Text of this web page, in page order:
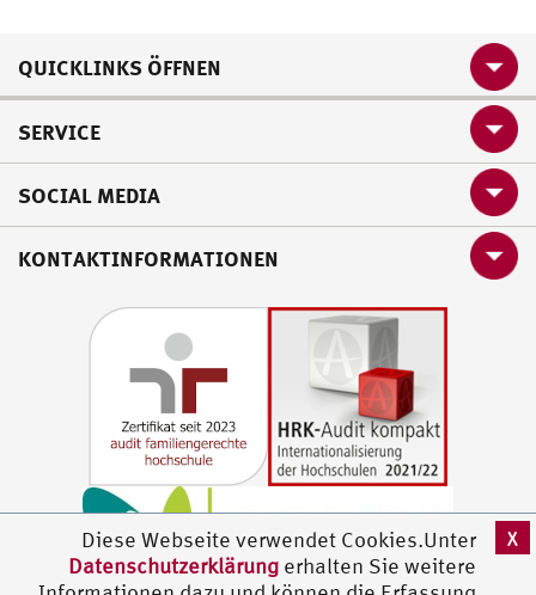
Diese Webseite verwendet Cookies.Unter
Datenschutzerklärung erhalten Sie weitere
X
QUICKLINKS ÖFFNEN
SERVICE
SOCIAL MEDIA
KONTAKTINFORMATIONEN